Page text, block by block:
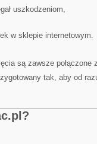
uszkodzeniom,
w sklepie internetowym.
są zawsze połączone
tak, aby od